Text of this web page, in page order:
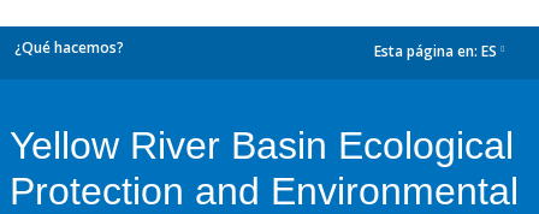
¿Qué hacemos? Esta página en: ES
Yellow River Basin Ecological
Protection and Environmental